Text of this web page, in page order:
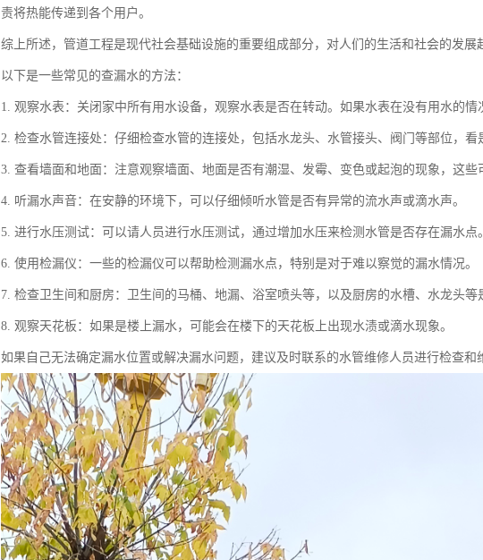
责将热能传递到各个用户。
综上所述，管道工程是现代社会基础设施的重要组成部分，对人们的生活和社会的发展
以下是一些常见的查漏水的方法：
1. 观察水表：关闭家中所有用水设备，观察水表是否在转动。如果水表在没有用水的情
2. 检查水管连接处：仔细检查水管的连接处，包括水龙头、水管接头、阀门等部位，看
3. 查看墙面和地面：注意观察墙面、地面是否有潮湿、发霉、变色或起泡的现象，这些
4. 听漏水声音：在安静的环境下，可以仔细倾听水管是否有异常的流水声或滴水声。
5. 进行水压测试：可以请人员进行水压测试，通过增加水压来检测水管是否存在漏水点。
6. 使用检漏仪：一些的检漏仪可以帮助检测漏水点，特别是对于难以察觉的漏水情况。
7. 检查卫生间和厨房：卫生间的马桶、地漏、浴室喷头等，以及厨房的水槽、水龙头等
8. 观察天花板：如果是楼上漏水，可能会在楼下的天花板上出现水渍或滴水现象。
如果自己无法确定漏水位置或解决漏水问题，建议及时联系的水管维修人员进行检查和